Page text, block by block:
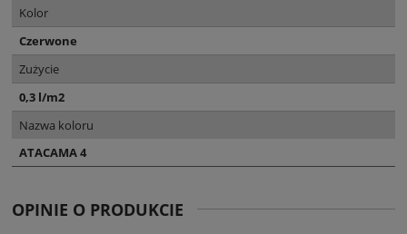
Kolor
Czerwone
Zużycie
0,3 l/m2
Nazwa koloru
ATACAMA 4
OPINIE O PRODUKCIE